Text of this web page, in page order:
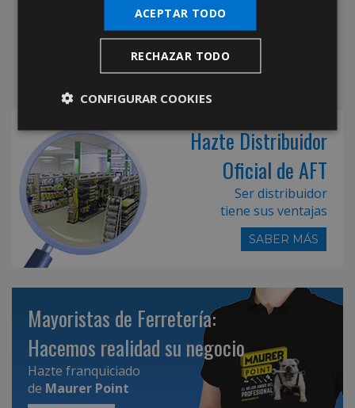
Hazte Distribuidor
Oficial de AFT
Ser distribuidor
tiene sus ventajas
SABER MÁS
Mayoristas de Ferretería:
Hacemos realidad su negocio
Hazte franquiciado
de Maurer Point
ACEPTAR TODO
RECHAZAR TODO
CONFIGURAR COOKIES